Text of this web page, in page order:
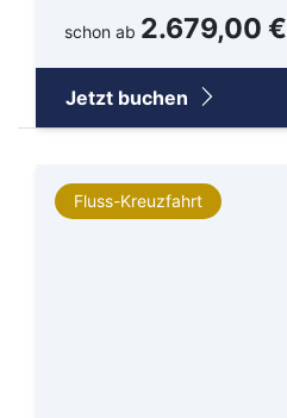
schon ab 2.679,00 €
Jetzt buchen
Fluss-Kreuzfahrt